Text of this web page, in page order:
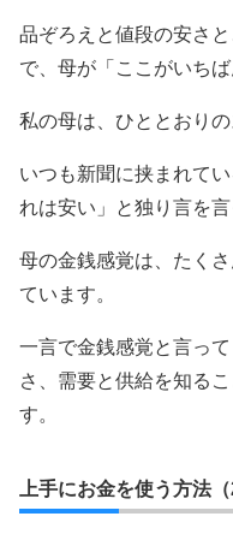
品ぞろえと値段の安さ
で、母が「ここがいち
私の母は、ひととおり
いつも新聞に挟まれて
れは安い」と独り言を言
母の金銭感覚は、たく
ています。
一言で金銭感覚と言っ
さ、需要と供給を知る
す。
上手にお金を使う方法（